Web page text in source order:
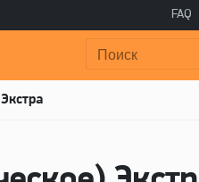
FAQ
Поиск: